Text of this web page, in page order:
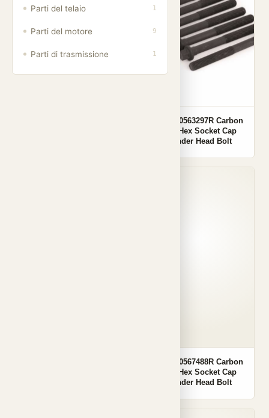
Parti del telaio 1
Parti del motore 9
Parti di trasmissione 1
OEM 110563297R Carbon
Steel Hex Socket Cap
Cylinder Head Bolt
OEM 110567488R Carbon
Steel Hex Socket Cap
Cylinder Head Bolt